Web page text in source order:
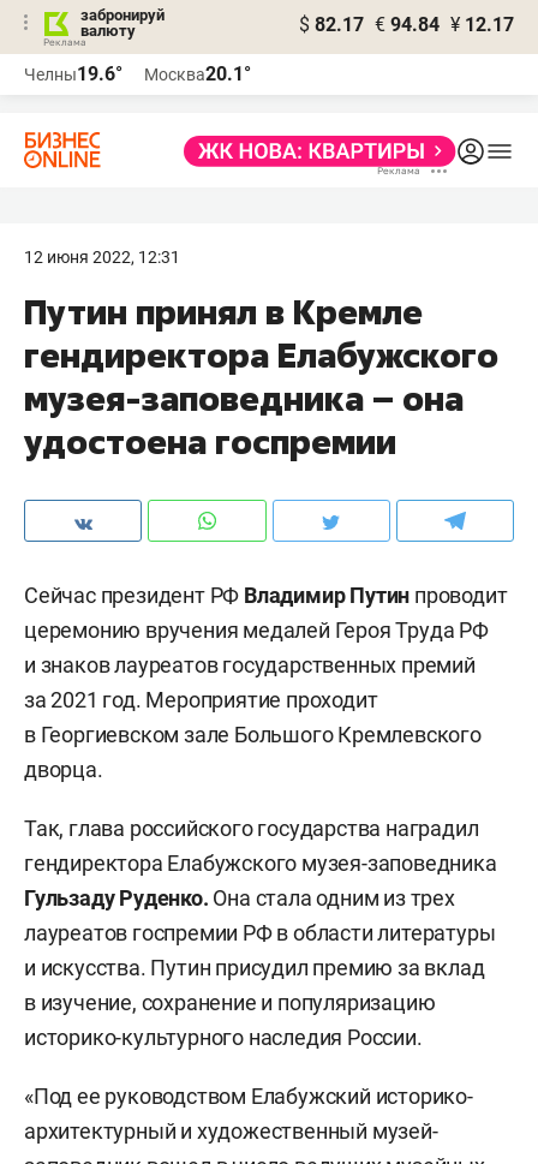
забронируй
валюту
$ 82.17 € 94.84 ¥ 12.17
Челны19.6° Москва20.1°
12 июня 2022, 12:31
Путин принял в Кремле
гендиректора Елабужского
музея-заповедника – она
удостоена госпремии
Сейчас президент РФ Владимир Путин проводит
церемонию вручения медалей Героя Труда РФ
и знаков лауреатов государственных премий
за 2021 год. Мероприятие проходит
в Георгиевском зале Большого Кремлевского
дворца.
Так, глава российского государства наградил
гендиректора Елабужского музея-заповедника
Гульзаду Руденко. Она стала одним из трех
лауреатов госпремии РФ в области литературы
и искусства. Путин присудил премию за вклад
в изучение, сохранение и популяризацию
историко-культурного наследия России.
«Под ее руководством Елабужский историко-
архитектурный и художественный музей-